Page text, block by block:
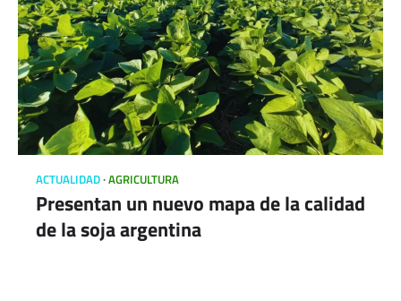
ACTUALIDAD AGRICULTURA
Presentan un nuevo mapa de la calidad
de la soja argentina